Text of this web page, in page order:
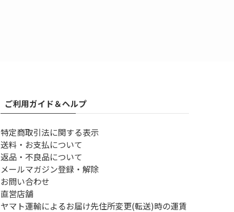
ご利用ガイド＆ヘルプ
特定商取引法に関する表示
送料・お支払について
返品・不良品について
メールマガジン登録・解除
お問い合わせ
直営店舗
ヤマト運輸によるお届け先住所変更(転送)時の運賃